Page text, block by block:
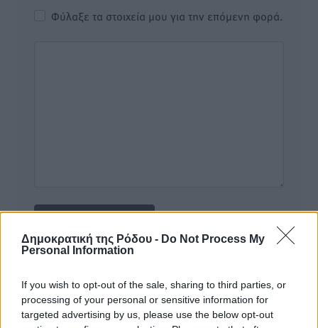
Δημοκρατική της Ρόδου - Do Not Process My
Personal Information
If you wish to opt-out of the sale, sharing to third parties, or
processing of your personal or sensitive information for
targeted advertising by us, please use the below opt-out
Φύλαξε τα στοιχεία μου για την επόμενη φορά.
Για την μερική αναπαραγωγή της είδησης από άλλες